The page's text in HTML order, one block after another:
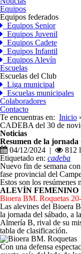
Equipos
Equipos federados
Equipos Senior
Equipos Juvenil
Equipos Cadete
Equipos Infantil
Equipos Alevín
Escuelas
Escuelas del Club
Liga municipal
Escuelas municipales
Colaboradores
Contacto
Te encuentras en: Inicio
CADEBA del 30 de
Noticias
Resumen de la
04/12/2024 |
812
Etiquetado en: cadeba
Nuevo fin de semana
fase provincial del
Estos son los resúmenes
ALEVÍN FEMENINO
Bioera BM. Roquetas
Las alevines del Bioera
la jornada del sábado, a
Almería B, rival de su
tabla de clasificación.
Con una defensa